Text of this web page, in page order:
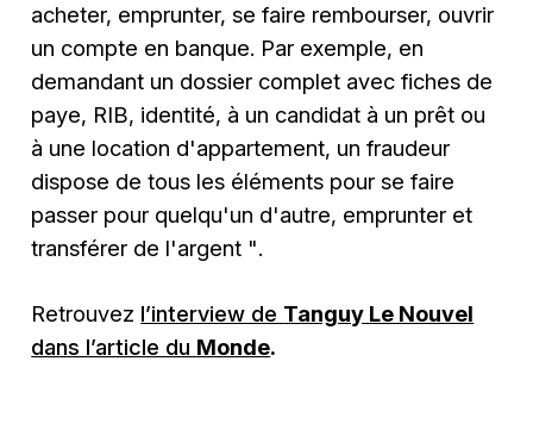
acheter, emprunter, se faire rembourser, ouvrir
un compte en banque. Par exemple, en
demandant un dossier complet avec fiches de
paye, RIB, identité, à un candidat à un prêt ou
à une location d'appartement, un fraudeur
dispose de tous les éléments pour se faire
passer pour quelqu'un d'autre, emprunter et
transférer de l'argent ".
Retrouvez l’interview de Tanguy Le Nouvel
dans l’article du Monde.